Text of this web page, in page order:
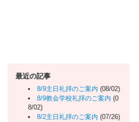
最近の記事
8/9主日礼拝のご案内 (08/02)
8/9教会学校礼拝のご案内 (0
8/02)
8/2主日礼拝のご案内 (07/26)